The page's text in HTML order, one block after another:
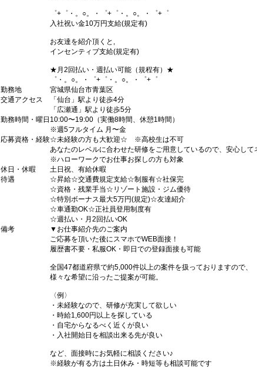
゜+゜・。○。・゜+゜・。○。・゜+゜
入社祝い金10万円支給(規定有)
お友達を紹介頂くと,
インセンティブ支給(規定有)
★月2回払い・週払い可能（規程有）★
゜・。○。・゜+゜・。○。・゜+゜
勤務地
宮城県仙台市青葉区
交通アクセス
「仙台」駅より徒歩4分
「広瀬通」駅より徒歩5分
勤務時間・曜日 10:00〜19:00（実働8時間、休憩1時間）
※週5フルタイム 月〜金
応募資格・経験☆未経験の方も大歓迎☆ ※高校生は不可
あなたのレベルに合わせた研修をご用意しているので、安心して
※ハローワークでお仕事お探しの方も対象
休日・休暇
土日祝、有給休暇
待遇
☆昇給☆交通費規定支給☆制服有☆社保完
☆資格・残業手当☆リゾート施設・ジム優待
☆特別ボーナス最大5万円(規定)☆友達紹介
☆車通勤OK☆正社員登用制度有
☆週払い・月2回払いOK
備考
▼お仕事紹介先のご案内
ご応募を頂いた後にスマホでWEB面接！
履歴書不要・私服OK・即日での登録面接も可能
全国47都道府県で約5,000件以上の案件を扱っておりますので、
様々な希望に沿ったご提案が可能。
〈例〉
・未経験なので、研修が充実して欲しい
・時給1,600円以上を探している
・自宅からなるべく近くが良い
・入社開始日を相談出来る先が良い
など、面接時にお気軽に相談ください♪
※経験が有る方は土日休み・時短等も相談可能です